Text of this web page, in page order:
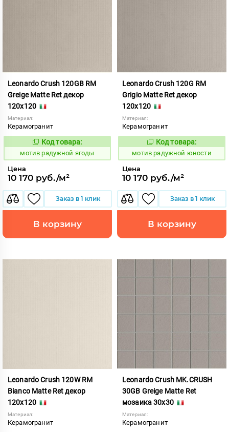
Leonardo Crush 120GB RM
Greige Matte Ret декор
120x120
Материал:
Керамогранит
1040874
Код товара:
мотив радужной ягоды
Цена
10 170 руб./м²
Заказ в 1 клик
В корзину
Leonardo Crush 120G RM
Grigio Matte Ret декор
120x120
Материал:
Керамогранит
1040873
Код товара:
мотив радужной юности
Цена
10 170 руб./м²
Заказ в 1 клик
В корзину
Leonardo Crush 120W RM
Bianco Matte Ret декор
120x120
Материал:
Керамогранит
Leonardo Crush MK.CRUSH
30GB Greige Matte Ret
мозаика 30x30
Материал:
Керамогранит